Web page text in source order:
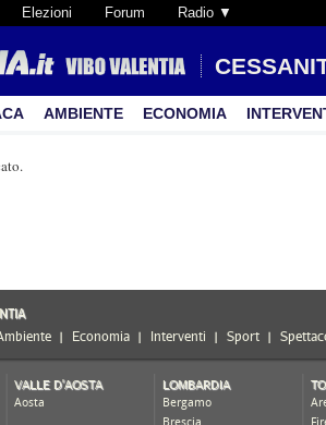
Elezioni Forum Radio ▼
AMBIENTE ECONOMIA